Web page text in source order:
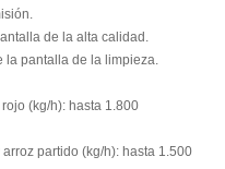
de la alta calidad.
pantalla de la limpieza.
(kg/h): hasta 1.800
partido (kg/h): hasta 1.500